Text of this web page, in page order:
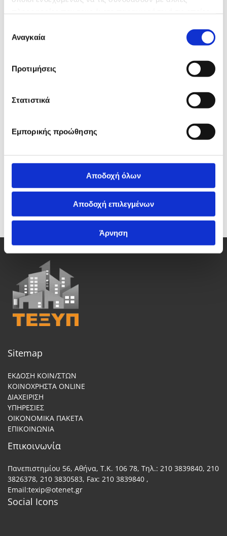
των υπηρεσιών τους.
συγκατάθεσης
Αναγκαία
Προτιμήσεις
Στατιστικά
Εμπορικής προώθησης
Αποδοχή όλων
Αποδοχή επιλεγμένων
Άρνηση
προσωπικών μου δεδομένων και αναγνωρίζω ότι αυτός
ο ιστότοπος προστατεύεται από το reCAPTCHA και
ισχύουν οι Όροι Παροχής Υπηρεσιών. Κάντε κλικ για
περισσότερες πληροφορίες.*
Sitemap
ΕΚΔΟΣΗ ΚΟΙΝ/ΣΤΩΝ
ΚΟΙΝΟΧΡΗΣΤΑ ONLINE
ΔΙΑΧΕΙΡΙΣΗ
ΥΠΗΡΕΣΙΕΣ
ΟΙΚΟΝΟΜΙΚΑ ΠΑΚΕΤΑ
ΕΠΙΚΟΙΝΩΝΙΑ
Επικοινωνία
Πανεπιστημίου 56, Αθήνα, Τ.Κ. 106 78, Τηλ.: 210 3839840, 210
3826378, 210 3830583, Fax: 210 3839840 ,
Email:texip@otenet.gr
Social Icons